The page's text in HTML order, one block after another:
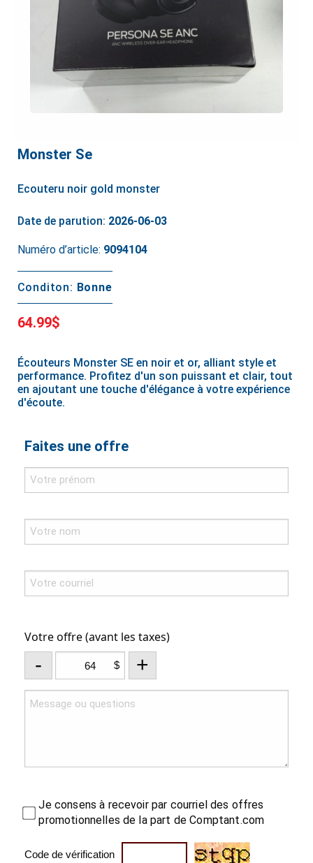
Monster Se
Ecouteru noir gold monster
Date de parution: 2026-06-03
Numéro d’article: 9094104
Conditon: Bonne
64.99$
Écouteurs Monster SE en noir et or, alliant style et
performance. Profitez d'un son puissant et clair, tout
en ajoutant une touche d'élégance à votre expérience
d'écoute.
Faites une offre
Votre offre (avant les taxes)
- $ +
Je consens à recevoir par courriel des offres
promotionnelles de la part de Comptant.com
Code de vérification